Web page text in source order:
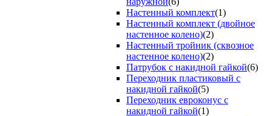
Настенный комплект(1)
Настенный комплект (двойное
настенное колено)(2)
Настенный тройник (сквозное
настенное колено)(2)
Патрубок с накидной гайкой(6)
Переходник пластиковый с
накидной гайкой(5)
Переходник евроконус с
накидной гайкой(1)